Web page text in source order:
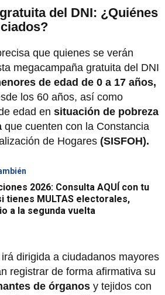
del DNI: ¿Quiénes
que quienes se verán
megacampaña gratuita del DNI
de edad de 0 a 17 años,
los 60 años, así como
edad en situación de pobreza
que cuenten con la Constancia
de Hogares (SISFOH).
2026: Consulta AQUÍ con tu
tienes MULTAS electorales,
a la segunda vuelta
dirigida a ciudadanos mayores
registrar de forma afirmativa su
de órganos y tejidos con